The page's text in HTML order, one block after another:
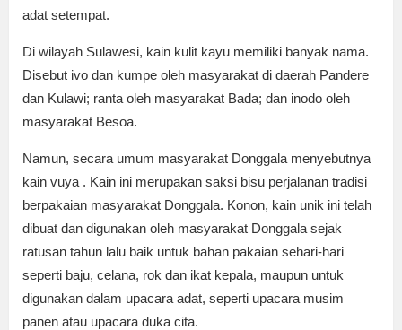
adat setempat.
Di wilayah Sulawesi, kain kulit kayu memiliki banyak nama.
Disebut ivo dan kumpe oleh masyarakat di daerah Pandere
dan Kulawi; ranta oleh masyarakat Bada; dan inodo oleh
masyarakat Besoa.
Namun, secara umum masyarakat Donggala menyebutnya
kain vuya . Kain ini merupakan saksi bisu perjalanan tradisi
berpakaian masyarakat Donggala. Konon, kain unik ini telah
dibuat dan digunakan oleh masyarakat Donggala sejak
ratusan tahun lalu baik untuk bahan pakaian sehari-hari
seperti baju, celana, rok dan ikat kepala, maupun untuk
digunakan dalam upacara adat, seperti upacara musim
panen atau upacara duka cita.